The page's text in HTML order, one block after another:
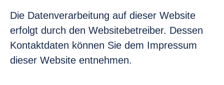
Die Datenverarbeitung auf dieser Website
erfolgt durch den Websitebetreiber. Dessen
Kontaktdaten können Sie dem Impressum
dieser Website entnehmen.